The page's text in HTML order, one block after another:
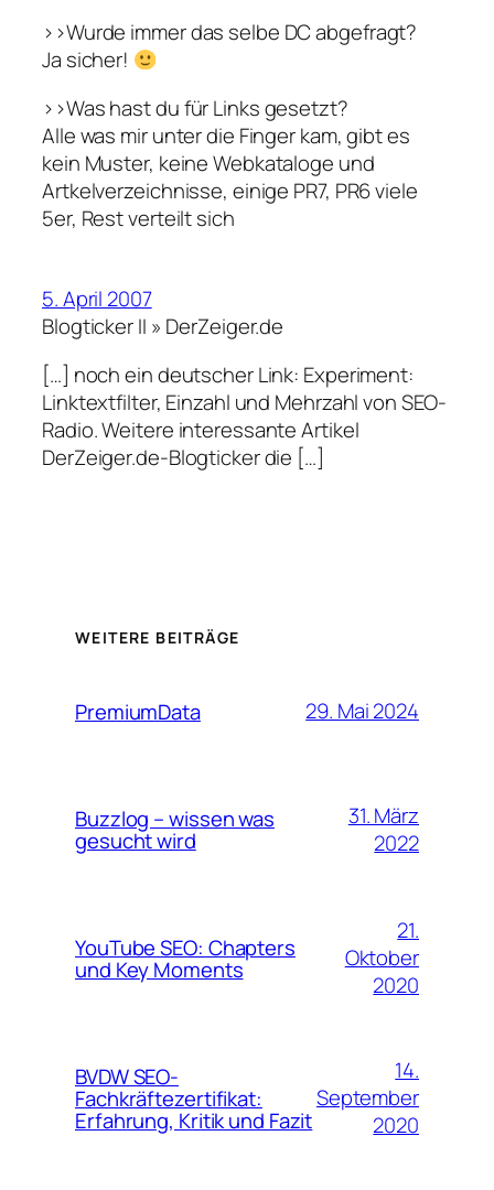
>>Wurde immer das selbe DC abgefragt?
Ja sicher!
>>Was hast du für Links gesetzt?
Alle was mir unter die Finger kam, gibt es
kein Muster, keine Webkataloge und
Artkelverzeichnisse, einige PR7, PR6 viele
5er, Rest verteilt sich
5. April 2007
Blogticker II » DerZeiger.de
[…] noch ein deutscher Link: Experiment:
Linktextfilter, Einzahl und Mehrzahl von SEO-
Radio. Weitere interessante Artikel
DerZeiger.de-Blogticker die […]
WEITERE BEITRÄGE
PremiumData 29. Mai 2024
Buzzlog – wissen was
gesucht wird
31. März
2022
YouTube SEO: Chapters
und Key Moments
21.
Oktober
2020
BVDW SEO-
Fachkräftezertifikat:
Erfahrung, Kritik und Fazit
14.
September
2020